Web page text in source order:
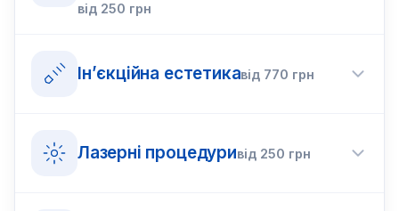
від 250 грн
Ін’єкційна естетикавід 770 грн
Лазерні процедуривід 250 грн